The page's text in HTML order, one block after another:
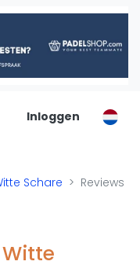
Inloggen
Schare
Reviews